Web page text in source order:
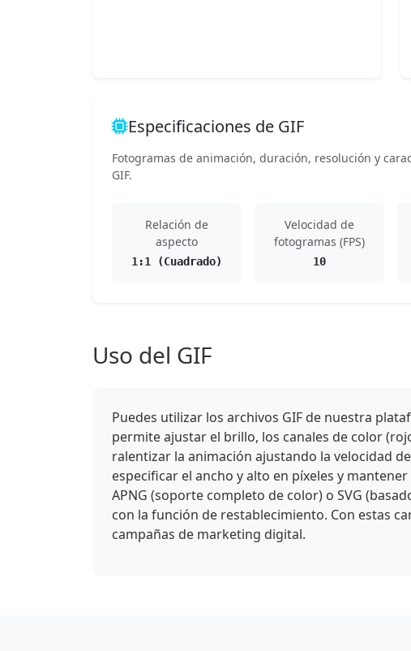
Especificaciones de GIF
Fotogramas de animación, duración, resolución y
GIF.
Relación de
aspecto
1:1 (Cuadrado)
Velocidad de
fotogramas (FPS)
10
Uso del GIF
Puedes utilizar los archivos GIF de nuestra
permite ajustar el brillo, los canales de color
ralentizar la animación ajustando la velocidad
especificar el ancho y alto en píxeles y
APNG (soporte completo de color) o SVG
con la función de restablecimiento. Con estas
campañas de marketing digital.